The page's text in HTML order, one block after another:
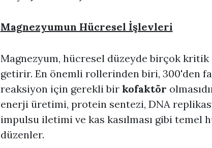
Magnezyumun Hücresel İşlevleri
Magnezyum, hücresel düzeyde birçok
getirir. En önemli rollerinden biri, 300'den
reaksiyon için gerekli bir kofaktör
enerji üretimi, protein sentezi, DNA
impulsu iletimi ve kas kasılması gibi temel
düzenler.